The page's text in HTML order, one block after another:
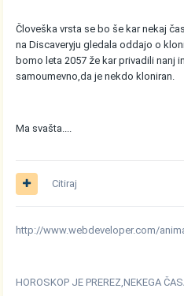
Človeška vrsta se bo še kar nekaj
na Discaveryju gledala oddajo o
bomo leta 2057 že kar privadili nanj
samoumevno,da je nekdo kloniran.
Ma svašta....
Citiraj
http://www.webdeveloper.com/
HOROSKOP JE PREREZ,NEKEGA